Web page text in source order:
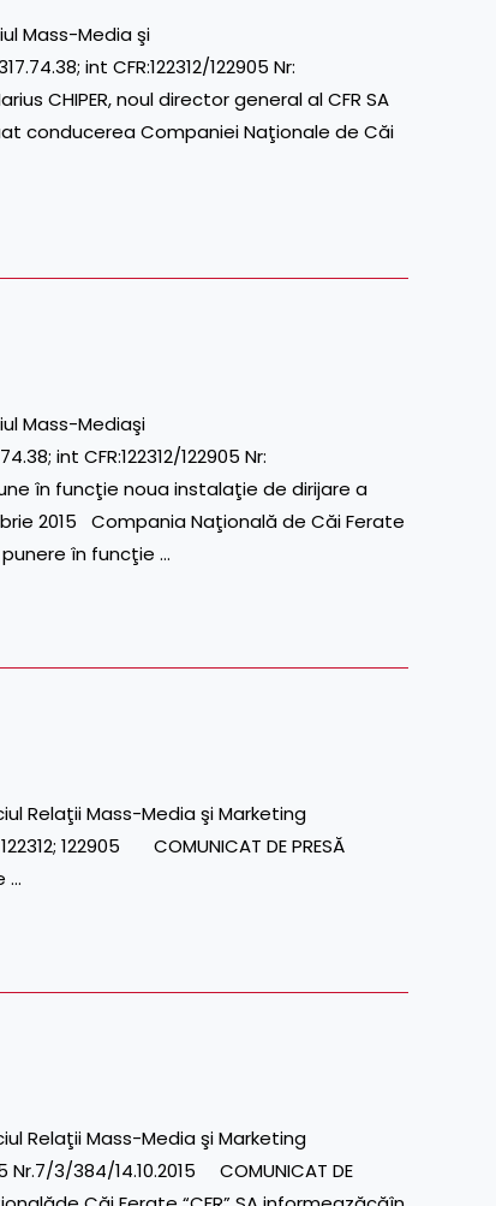
Mass-Media şi
int CFR:122312/122905 Nr:
CHIPER, noul director general al CFR SA
conducerea Companiei Naţionale de Căi
Mass-Mediaşi
int CFR:122312/122905 Nr:
în funcţie noua instalaţie de dirijare a
2015 Compania Naţională de Căi Ferate
în funcţie …
Serviciul Relaţii Mass-Media şi Marketing
COMUNICAT DE PRESĂ
…
Relaţii Mass-Media şi Marketing
3/384/14.10.2015 COMUNICAT DE